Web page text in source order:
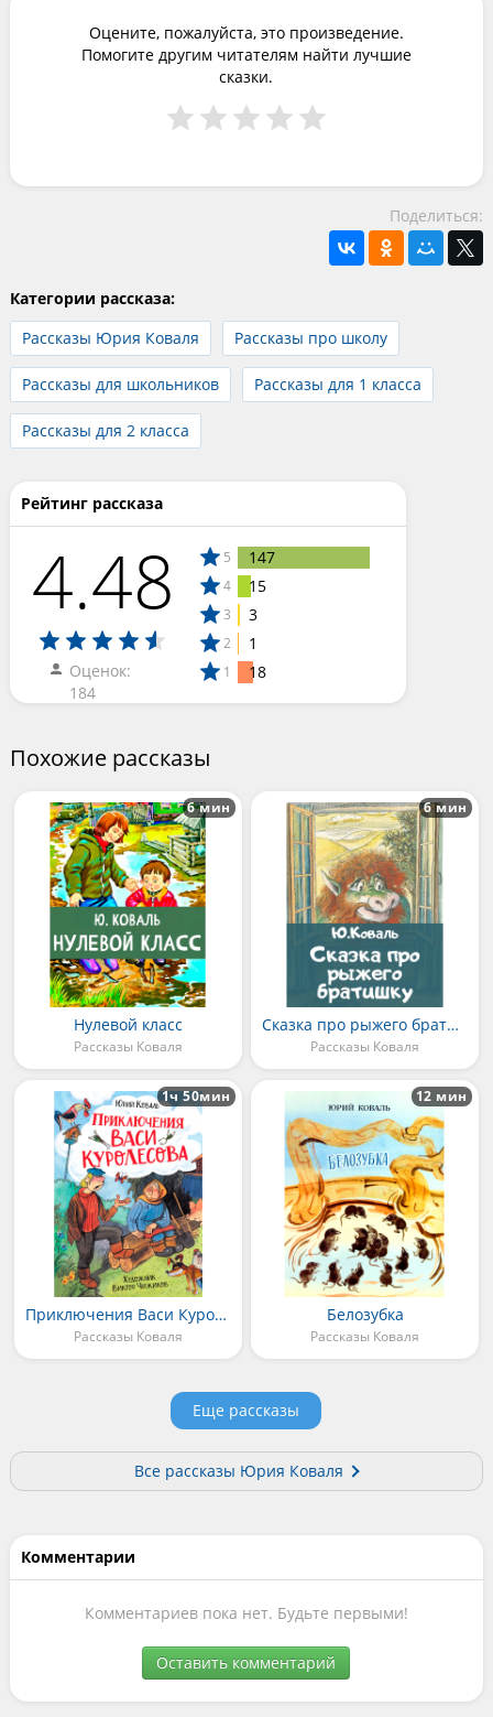
Оцените, пожалуйста, это произведение.
Помогите другим читателям найти лучшие
сказки.
Поделиться:
Категории рассказа:
Рассказы Юрия Коваля
Рассказы про школу
Рассказы для школьников Рассказы для 1 класса
Рассказы для 2 класса
Рейтинг рассказа
4.48
Оценок:
184
5 147
4 15
3 3
2 1
1 18
Похожие рассказы
Нулевой класс
Рассказы Коваля
6 мин
Сказка про рыжего братишку
Рассказы Коваля
6 мин
Приключения Васи Куролесова
Рассказы Коваля
1ч 50мин
Белозубка
Рассказы Коваля
12 мин
Еще рассказы
Все рассказы Юрия Коваля
Комментарии
Комментариев пока нет. Будьте первыми!
Оставить комментарий